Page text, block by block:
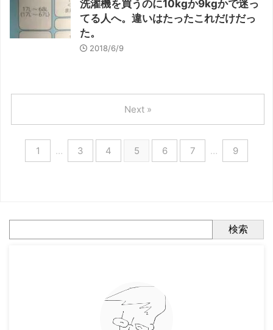
洗濯機を買うのに10kgか9kgかで迷っ
てる人へ。違いはたったこれだけだっ
た。
2018/6/9
1 … 3 4 5 6 7 … 9
Next »
検索